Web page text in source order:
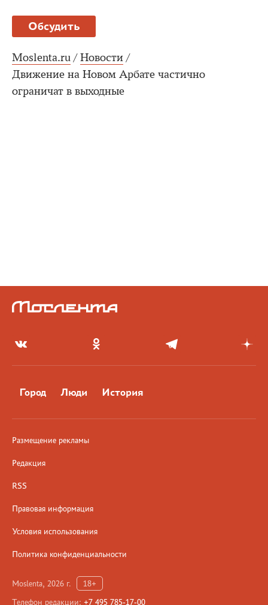
Обсудить
Moslenta.ru / Новости /
Движение на Новом Арбате частично
ограничат в выходные
Город Люди История
Размещение рекламы
Редакция
RSS
Правовая информация
Условия использования
Политика конфиденциальности
Moslenta, 2026 г.
18+
Телефон редакции: +7 495 785-17-00